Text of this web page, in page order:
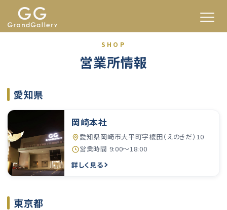
SHOP
営業所情報
愛知県
岡崎本社
愛知県岡崎市大平町字榎田（えのきだ）10
営業時間 9:00〜18:00
詳しく見る
東京都